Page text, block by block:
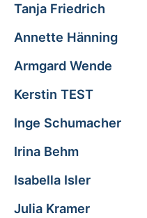
Tanja Friedrich
Annette Hänning
Armgard Wende
Kerstin TEST
Inge Schumacher
Irina Behm
Isabella Isler
Julia Kramer